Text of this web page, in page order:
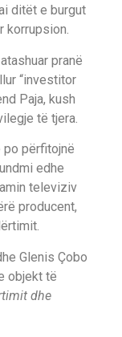
ditët e burgut
korrupsion.
pranë
“investitor
Paja, kush
të tjera.
po përfitojnë
edhe
televiziv
producent,
Glenis Çobo
objekt të
dhe